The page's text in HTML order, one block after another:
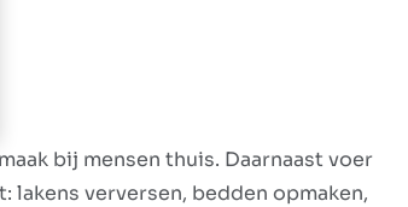
bij mensen thuis. Daarnaast voer
verversen, bedden opmaken,